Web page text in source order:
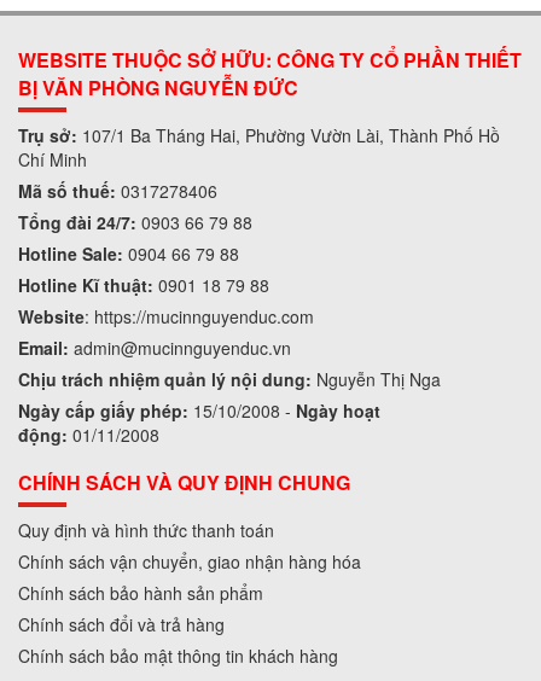
WEBSITE THUỘC SỞ HỮU: CÔNG TY CỔ PHẦN THIẾT
BỊ VĂN PHÒNG NGUYỄN ĐỨC
Trụ sở: 107/1 Ba Tháng Hai, Phường Vườn Lài, Thành Phố Hồ
Chí Minh
Mã số thuế: 0317278406
Tổng đài 24/7: 0903 66 79 88
Hotline Sale: 0904 66 79 88
Hotline Kĩ thuật: 0901 18 79 88
Website: https://mucinnguyenduc.com
Email: admin@mucinnguyenduc.vn
Chịu trách nhiệm quản lý nội dung: Nguyễn Thị Nga
Ngày cấp giấy phép: 15/10/2008 - Ngày hoạt
động: 01/11/2008
CHÍNH SÁCH VÀ QUY ĐỊNH CHUNG
Quy định và hình thức thanh toán
Chính sách vận chuyển, giao nhận hàng hóa
Chính sách bảo hành sản phẩm
Chính sách đổi và trả hàng
Chính sách bảo mật thông tin khách hàng